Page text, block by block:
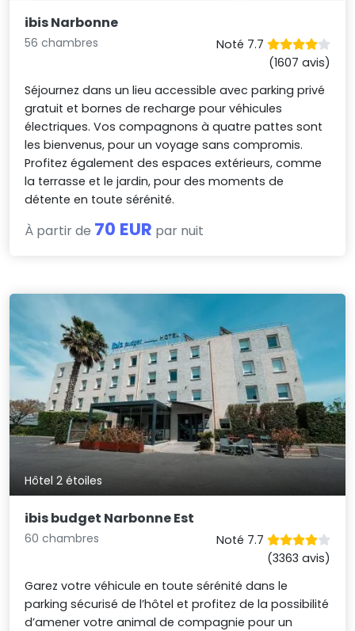
ibis Narbonne
56 chambres
Noté 7.7
(1607 avis)
Séjournez dans un lieu accessible avec parking privé
gratuit et bornes de recharge pour véhicules
électriques. Vos compagnons à quatre pattes sont
les bienvenus, pour un voyage sans compromis.
Profitez également des espaces extérieurs, comme
la terrasse et le jardin, pour des moments de
détente en toute sérénité.
À partir de 70 EUR par nuit
Hôtel 2 étoiles
ibis budget Narbonne Est
60 chambres
Noté 7.7
(3363 avis)
Garez votre véhicule en toute sérénité dans le
parking sécurisé de l’hôtel et profitez de la possibilité
d’amener votre animal de compagnie pour un